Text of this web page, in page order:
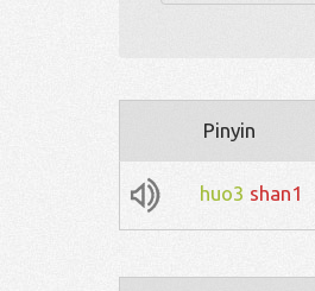
Pinyin
huo3 shan1